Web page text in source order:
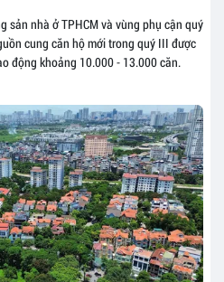
sản nhà ở TPHCM và vùng phụ cận quý
cung căn hộ mới trong quý III được
động khoảng 10.000 - 13.000 căn.